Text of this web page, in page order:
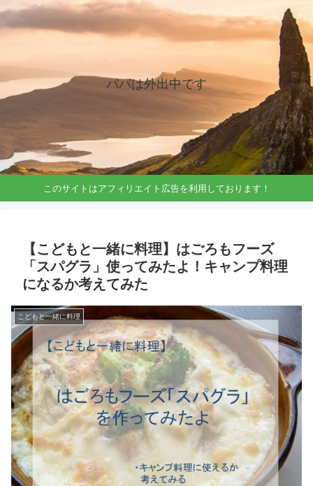
パパは外出中です
このサイトはアフィリエイト広告を利用しております！
【こどもと一緒に料理】はごろもフーズ
「スパグラ」使ってみたよ！キャンプ料理
になるか考えてみた
こどもと一緒に料理